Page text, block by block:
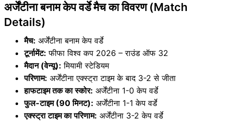
अर्जेंटीना बनाम केप वर्डे मैच का विवरण (Match
Details)
मैच: अर्जेंटीना बनाम केप वर्डे
टूर्नामेंट: फीफा विश्व कप 2026 – राउंड ऑफ 32
मैदान (वेन्यू): मियामी स्टेडियम
परिणाम: अर्जेंटीना एक्स्ट्रा टाइम के बाद 3-2 से जीता
हाफटाइम तक का स्कोर: अर्जेंटीना 1-0 केप वर्डे
फुल-टाइम (90 मिनट): अर्जेंटीना 1-1 केप वर्डे
एक्स्ट्रा टाइम का परिणाम: अर्जेंटीना 3-2 केप वर्डे